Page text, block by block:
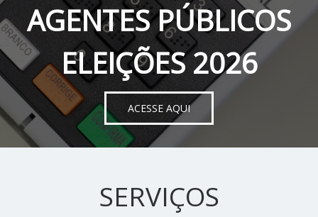
AGENTES PÚBLICOS
ELEIÇÕES 2026
ACESSE AQUI
SERVIÇOS